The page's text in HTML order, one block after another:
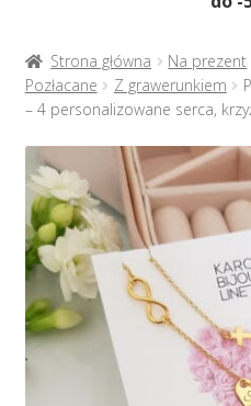
Bransoletki
Na prezent
Strona główna Na prezent
Pozłacane
Z grawerunkiem
– 4 personalizowane serca,